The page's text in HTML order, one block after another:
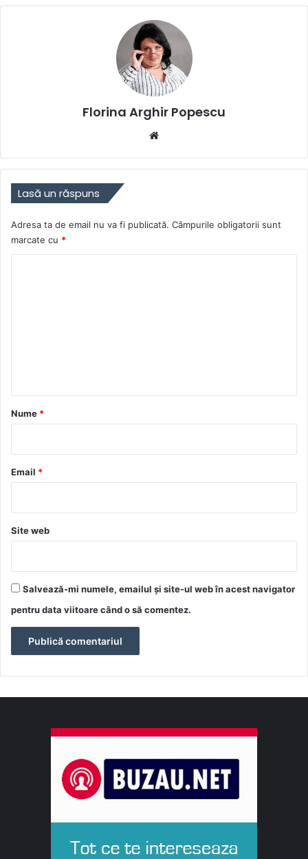
Florina Arghir Popescu
Lasă un răspuns
Adresa ta de email nu va fi publicată. Câmpurile obligatorii sunt
marcate cu *
r
*
Nume *
Email *
Site web
Salvează-mi numele, emailul și site-ul web în acest navigator
pentru data viitoare când o să comentez.